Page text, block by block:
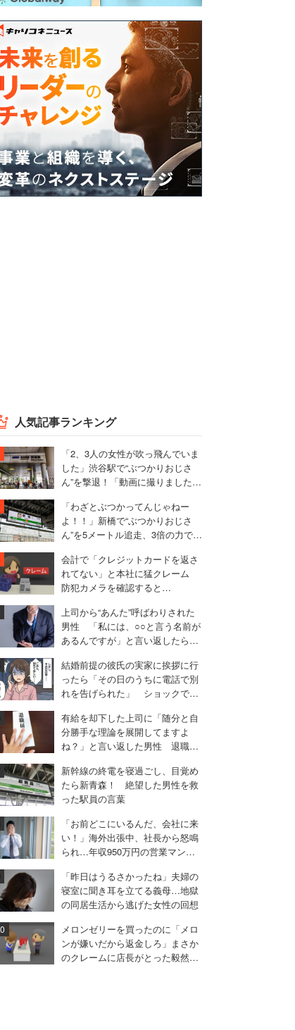
人気記事ランキング
「2、3人の女性が吹っ飛んでいま
した」渋谷駅で“ぶつかりおじさ
ん”を撃退！「動画に撮りました。
すね」と言ってみたら……
「わざとぶつかってんじゃねー
よ！！」新橋で“ぶつかりおじさ
ん”を5メートル追走、3倍の力で押
会計で「クレジットカードを返さ
れてない」と本社に猛クレーム
防犯カメラを確認すると…
上司から“あんた”呼ばわりされた
男性 「私には、○○と言う名前が
あるんですが」と言い返したら…
結婚前提の彼氏の実家に挨拶に行
ったら「その日のうちに電話で別
れを告げられた」 ショックで1
有給を却下した上司に「随分と自
分勝手な理論を展開してますよ
ね？」と言い返した男性 退職届
新幹線の終電を寝過ごし、目覚め
たら新青森！ 絶望した男性を救
った駅員の言葉
「お前どこにいるんだ、会社に来
い！」海外出張中、社長から怒鳴
られ…年収950万円の営業マンが
「昨日はうるさかったね」夫婦の
寝室に聞き耳を立てる義母…地獄
の同居生活から逃げた女性の回想
メロンゼリーを買ったのに「メロ
ンが嫌いだから返金しろ」まさか
のクレームに店長がとった毅然と